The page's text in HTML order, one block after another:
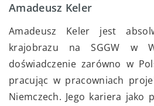
Amadeusz Keler
Amadeusz Keler jest
krajobrazu na SGGW w
doświadczenie zarówno w
pracując w pracowniach
Niemczech. Jego kariera jako